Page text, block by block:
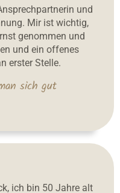
und
Mir ist wichtig,
genommen und
und ein offenes
erster Stelle.
sich gut
ich bin 50 Jahre alt